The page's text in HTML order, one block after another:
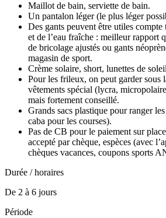
Maillot de bain, serviette de bain.
Un pantalon léger (le plus léger
Des gants peuvent être utiles
et de l’eau fraîche : meilleur rapport
de bricolage ajustés ou gants
magasin de sport.
Crème solaire, short, lunettes de
Pour les frileux, on peut garder sous
vêtements spécial (lycra,
mais fortement conseillé.
Grands sacs plastique pour ranger
caba pour les courses).
Pas de CB pour le paiement sur
accepté par chèque, espèces (avec
chèques vacances, coupons sports
Durée / horaires
De 2 à 6 jours
Période